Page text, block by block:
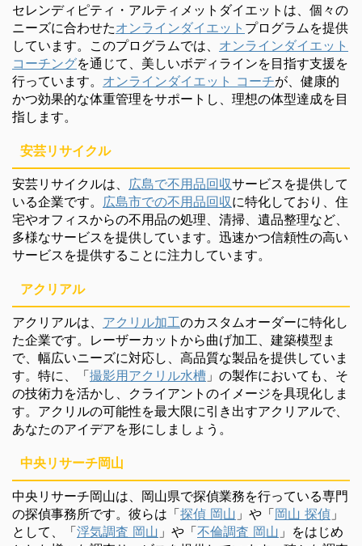
セレンディピティ・アルティメットダイエットは、個々の
ニーズに合わせたオンラインダイエット プログラムを提供
しています。このプログラムでは、 オンラインダイエット
コーチングを通じて、美しいボディラインを目指す支援を
行っています。 オンラインダイエット コーチが、健康的
かつ効果的な体重管理をサポートし、理想の体型達成を目
指します。
安芸リサイクル
安芸リサイクルは、 広島で不用品回収サービスを提供して
いる企業です。 広島市での不用品回収に特化しており、住
宅やオフィスからの不用品の処理、清掃、遺品整理など、
多様なサービスを提供しています。迅速かつ信頼性の高い
サービスを提供することに注力しています。
アクリアル
アクリアルは、 アクリル加工のカスタムオーダーに特化し
た企業です。レーザーカットから曲げ加工、建築模型ま
で、幅広いニーズに対応し、高品質な製品を提供していま
す。特に、「撮影用アクリル水槽 」の製作においても、そ
の技術力を活かし、クライアントのイメージを具現化しま
す。アクリルの可能性を最大限に引き出すアクリアルで、
あなたのアイデアを形にしましょう。
中央リサーチ岡山
中央リサーチ岡山は、岡山県で探偵業務を行っている専門
の探偵事務所です。彼らは「探偵 岡山 」や「岡山 探偵 」
として、「浮気調査 岡山 」や「不倫調査 岡山 」をはじめ